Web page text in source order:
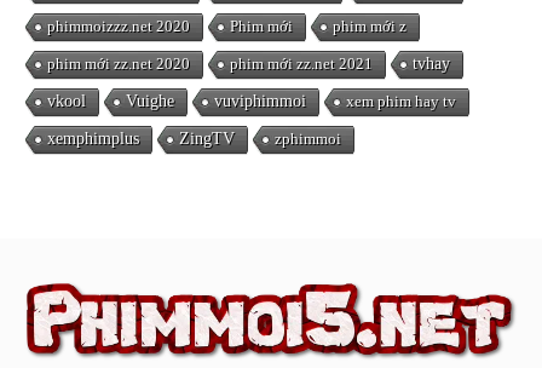
phimmoizzz.net 2020 Phim mới phim mới z
phim mới zz.net 2020 phim mới zz.net 2021 tvhay
vkool Vuighe vuviphimmoi xem phim hay tv
xemphimplus ZingTV zphimmoi